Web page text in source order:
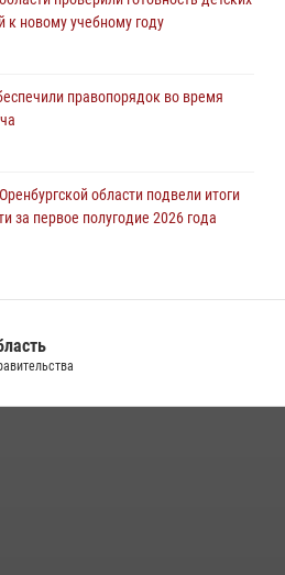
объектам
к новому учебному году
правопорядок во время
области подвели итоги
за первое полугодие 2026 года